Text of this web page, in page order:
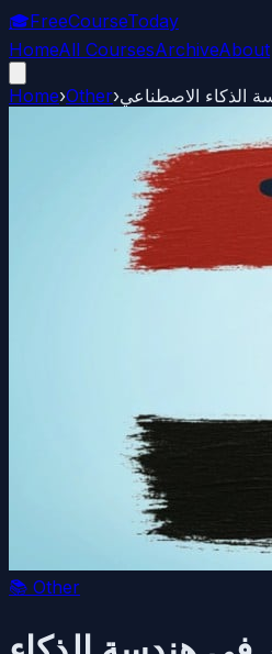
🎓FreeCourseToday
HomeAll CoursesArchiveAbout
Home›Other›الذكاء الاصطناعي
📚 Other